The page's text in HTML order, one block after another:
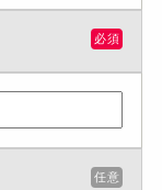
必須
任意